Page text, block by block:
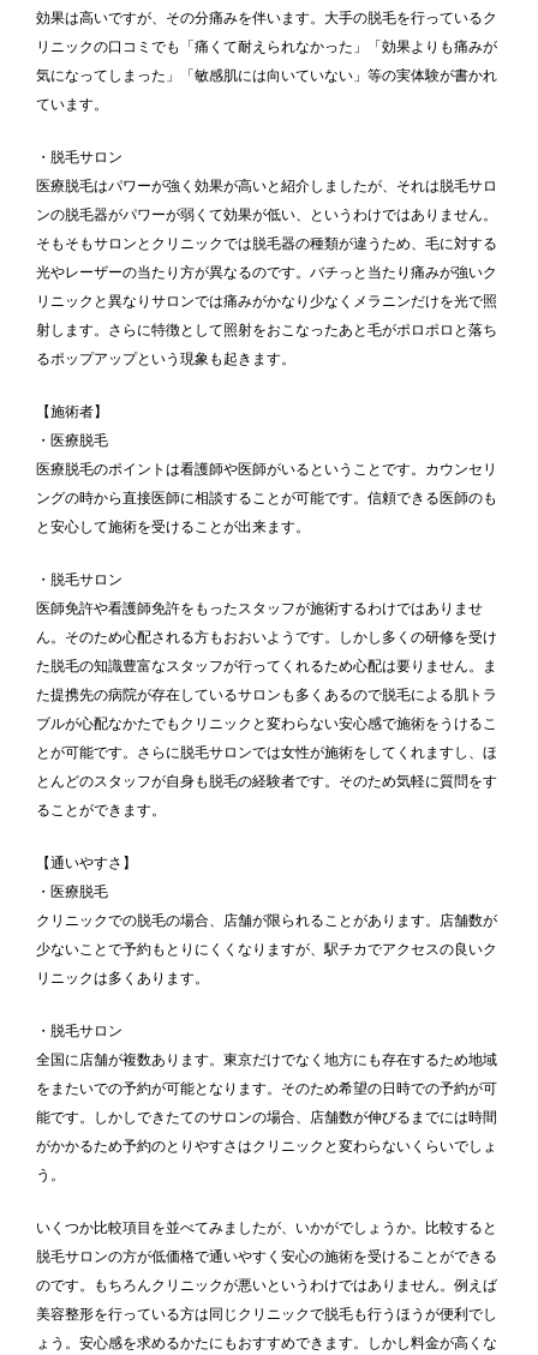
効果は高いですが、その分痛みを伴います。大手の脱毛を行っているク
リニックの口コミでも「痛くて耐えられなかった」「効果よりも痛みが
気になってしまった」「敏感肌には向いていない」等の実体験が書かれ
ています。
・脱毛サロン
医療脱毛はパワーが強く効果が高いと紹介しましたが、それは脱毛サロ
ンの脱毛器がパワーが弱くて効果が低い、というわけではありません。
そもそもサロンとクリニックでは脱毛器の種類が違うため、毛に対する
光やレーザーの当たり方が異なるのです。バチっと当たり痛みが強いク
リニックと異なりサロンでは痛みがかなり少なくメラニンだけを光で照
射します。さらに特徴として照射をおこなったあと毛がポロポロと落ち
るポップアップという現象も起きます。
【施術者】
・医療脱毛
医療脱毛のポイントは看護師や医師がいるということです。カウンセリ
ングの時から直接医師に相談することが可能です。信頼できる医師のも
と安心して施術を受けることが出来ます。
・脱毛サロン
医師免許や看護師免許をもったスタッフが施術するわけではありませ
ん。そのため心配される方もおおいようです。しかし多くの研修を受け
た脱毛の知識豊富なスタッフが行ってくれるため心配は要りません。ま
た提携先の病院が存在しているサロンも多くあるので脱毛による肌トラ
ブルが心配なかたでもクリニックと変わらない安心感で施術をうけるこ
とが可能です。さらに脱毛サロンでは女性が施術をしてくれますし、ほ
とんどのスタッフが自身も脱毛の経験者です。そのため気軽に質問をす
ることができます。
【通いやすさ】
・医療脱毛
クリニックでの脱毛の場合、店舗が限られることがあります。店舗数が
少ないことで予約もとりにくくなりますが、駅チカでアクセスの良いク
リニックは多くあります。
・脱毛サロン
全国に店舗が複数あります。東京だけでなく地方にも存在するため地域
をまたいでの予約が可能となります。そのため希望の日時での予約が可
能です。しかしできたてのサロンの場合、店舗数が伸びるまでには時間
がかかるため予約のとりやすさはクリニックと変わらないくらいでしょ
う。
いくつか比較項目を並べてみましたが、いかがでしょうか。比較すると
脱毛サロンの方が低価格で通いやすく安心の施術を受けることができる
のです。もちろんクリニックが悪いというわけではありません。例えば
美容整形を行っている方は同じクリニックで脱毛も行うほうが便利でし
ょう。安心感を求めるかたにもおすすめできます。しかし料金が高くな